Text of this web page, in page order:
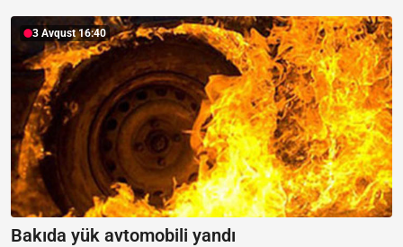
3 Avqust 16:40
Bakıda yük avtomobili yandı